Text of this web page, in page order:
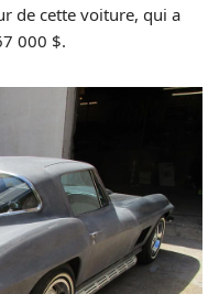
de cette voiture, qui a
000 $.